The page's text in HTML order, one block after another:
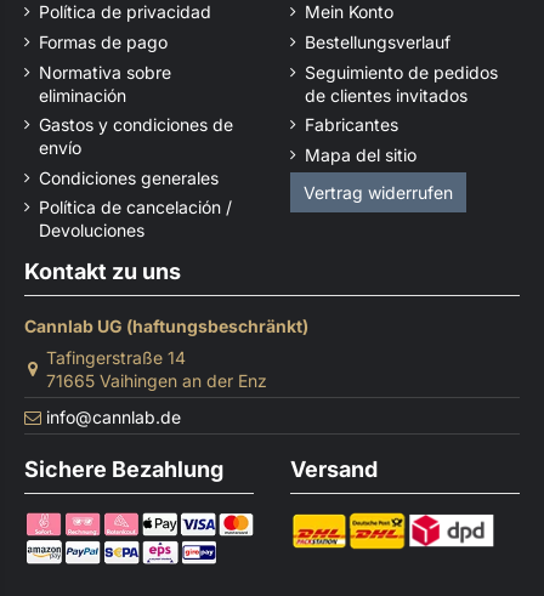
Política de privacidad
Formas de pago
Normativa sobre
eliminación
Gastos y condiciones de
envío
Condiciones generales
Política de cancelación /
Devoluciones
Mein Konto
Bestellungsverlauf
Seguimiento de pedidos
de clientes invitados
Fabricantes
Mapa del sitio
Vertrag widerrufen
Kontakt zu uns
Cannlab UG (haftungsbeschränkt)
Tafingerstraße 14
71665 Vaihingen an der Enz
info@cannlab.de
Sichere Bezahlung Versand